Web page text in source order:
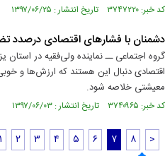
کد خبر: ۳۷۴۷۲۲۰ تاریخ انتشار : ۱۳۹۷/۰۶/۲۵
دشمنان با فشارهای اقتصادی درصدد
گروه اجتماعی ــ نماینده ولی‌فقیه در
اقتصادی دنبال این هستند که ارزش‌ها و
معیشتی خلاصه شود.
کد خبر: ۳۷۴۰۹۶۵ تاریخ انتشار : ۱۳۹۷/۰۶/۰۳
۱ ۲ ۳ ۴ ۵ ۶ ۷ ۸ >